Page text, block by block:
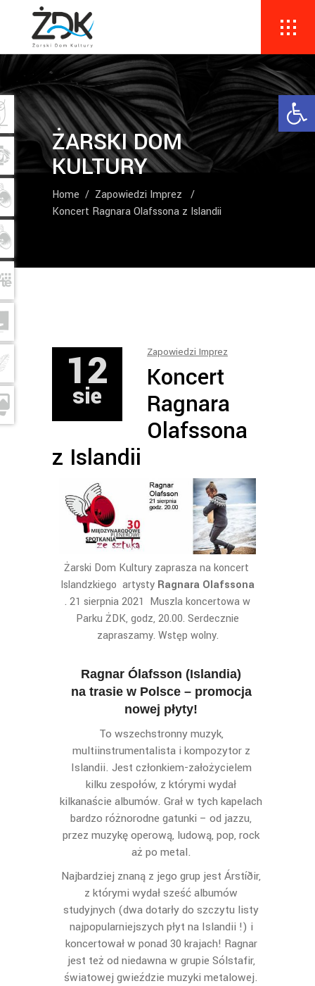
ŻARSKI DOM
KULTURY
Home / Zapowiedzi Imprez
/
Koncert Ragnara Olafssona z Islandii
12
sie
Zapowiedzi Imprez
Koncert
Ragnara
Olafssona
z Islandii
Żarski Dom Kultury zaprasza na koncert
Islandzkiego artysty Ragnara Olafssona
. 21 sierpnia 2021 Muszla koncertowa w
Parku ŻDK, godz, 20.00. Serdecznie
zapraszamy. Wstęp wolny.
Ragnar Ólafsson (Islandia)
na trasie w Polsce – promocja
nowej płyty!
To wszechstronny muzyk,
multiinstrumentalista i kompozytor z
Islandii. Jest członkiem-założycielem
kilku zespołów, z którymi wydał
kilkanaście albumów. Grał w tych kapelach
bardzo różnorodne gatunki – od jazzu,
przez muzykę operową, ludową, pop, rock
aż po metal.
Najbardziej znaną z jego grup jest Árstíðir,
z którymi wydał sześć albumów
studyjnych (dwa dotarły do szczytu listy
najpopularniejszych płyt na Islandii !) i
koncertował w ponad 30 krajach! Ragnar
jest też od niedawna w grupie Sólstafir,
światowej gwieździe muzyki metalowej.